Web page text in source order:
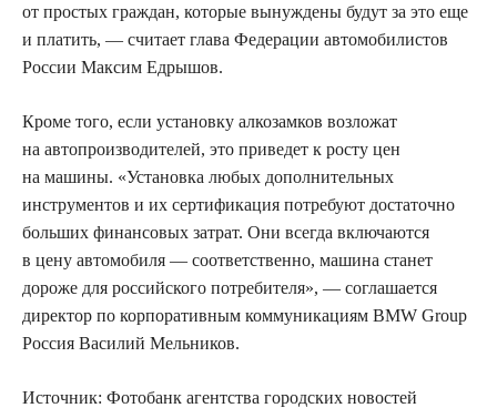
от простых граждан, которые вынуждены будут за это еще
и платить, — считает глава Федерации автомобилистов
России Максим Едрышов.
Кроме того, если установку алкозамков возложат
на автопроизводителей, это приведет к росту цен
на машины. «Установка любых дополнительных
инструментов и их сертификация потребуют достаточно
больших финансовых затрат. Они всегда включаются
в цену автомобиля — соответственно, машина станет
дороже для российского потребителя», — соглашается
директор по корпоративным коммуникациям BMW Group
Россия Василий Мельников.
Источник: Фотобанк агентства городских новостей